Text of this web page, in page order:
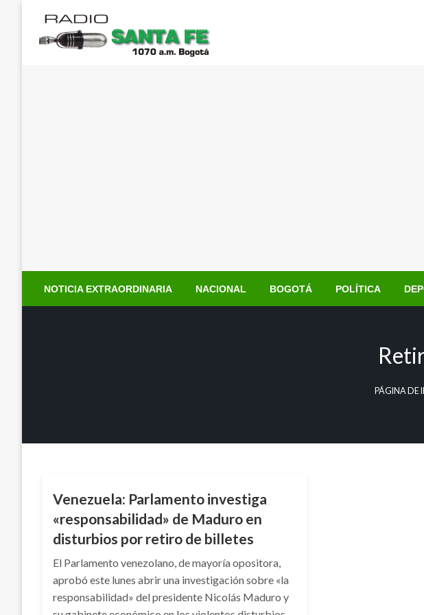
contenido
NOTICIA EXTRAORDINARIA NACIONAL BOGOTÁ POLÍTICA
PÁGINA DE
Venezuela: Parlamento investiga
«responsabilidad» de Maduro en
disturbios por retiro de billetes
El Parlamento venezolano, de mayoría opositora,
aprobó este lunes abrir una investigación sobre «la
responsabilidad» del presidente Nicolás Maduro y